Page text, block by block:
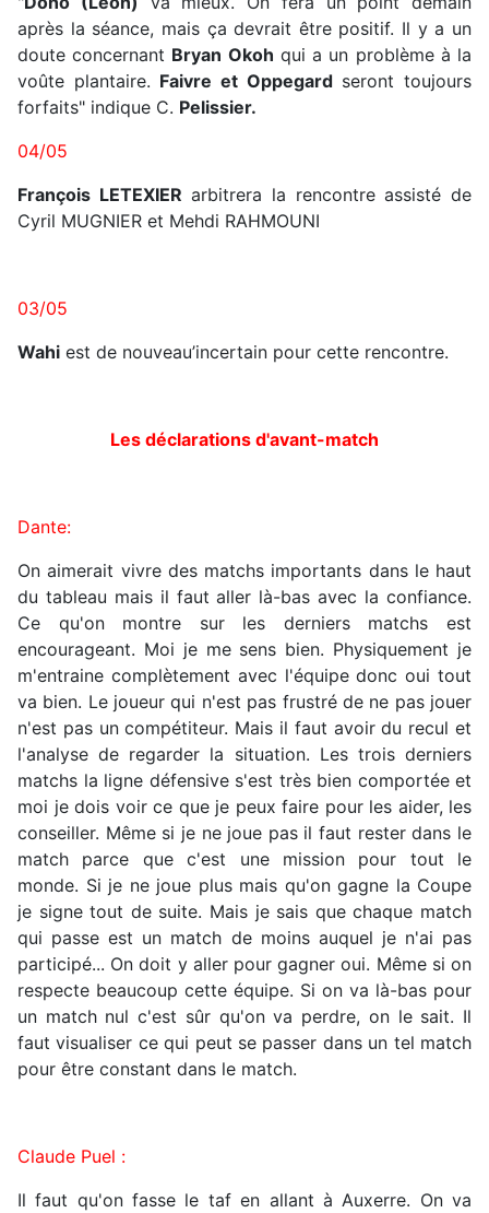
après la séance, mais ça devrait être positif. Il y a un
doute concernant Bryan Okoh qui a un problème à la
voûte plantaire. Faivre et Oppegardseront toujours
forfaits" indique C. Pelissier.
04/05
François LETEXIER arbitrera la rencontre assisté de
Cyril MUGNIER et Mehdi RAHMOUNI
03/05
Wahi est de nouveau’incertain pour cette rencontre.
Les déclarations d'avant-match
Dante:
On aimerait vivre des matchs importants dans le haut
du tableau mais il faut aller là-bas avec la confiance.
Ce qu'on montre sur les derniers matchs est
encourageant. Moi je me sens bien. Physiquement je
m'entraine complètement avec l'équipe donc oui tout
va bien. Le joueur qui n'est pas frustré de ne pas jouer
n'est pas un compétiteur. Mais il faut avoir du recul et
l'analyse de regarder la situation. Les trois derniers
matchs la ligne défensive s'est très bien comportée et
moi je dois voir ce que je peux faire pour les aider, les
conseiller. Même si je ne joue pas il faut rester dans le
match parce que c'est une mission pour tout le
monde. Si je ne joue plus mais qu'on gagne la Coupe
je signe tout de suite. Mais je sais que chaque match
qui passe est un match de moins auquel je n'ai pas
participé... On doit y aller pour gagner oui. Même si on
respecte beaucoup cette équipe. Si on va là-bas pour
un match nul c'est sûr qu'on va perdre, on le sait. Il
faut visualiser ce qui peut se passer dans un tel match
pour être constant dans le match.
Claude Puel :
Il faut qu'on fasse le taf en allant à Auxerre. On va